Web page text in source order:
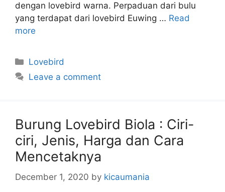
dengan lovebird warna. Perpaduan dari bulu
yang terdapat dari lovebird Euwing … Read
more
Categories
Lovebird
Leave a comment
Burung Lovebird Biola : Ciri-
ciri, Jenis, Harga dan Cara
Mencetaknya
December 1, 2020 by kicaumania